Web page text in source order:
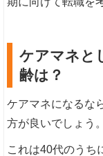
ケアマネと
齢は？
ケアマネになるな
方が良いでしょう。
これは40代のうち